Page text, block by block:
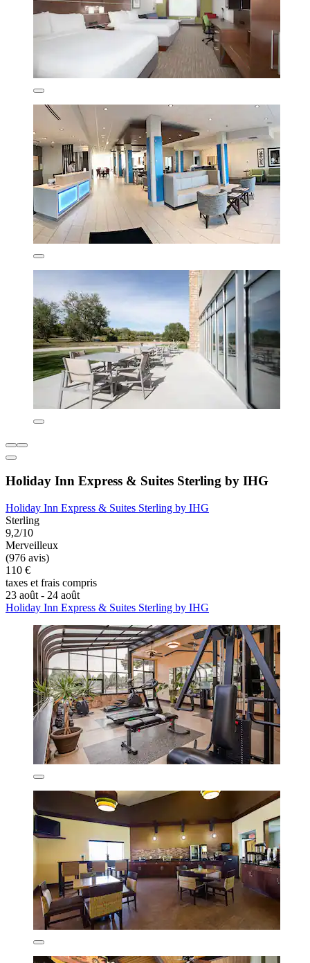
Holiday Inn Express & Suites Sterling by IHG
Holiday Inn Express & Suites Sterling by IHG
Sterling
9,2/10
Merveilleux
(976 avis)
110 €
taxes et frais compris
23 août - 24 août
Holiday Inn Express & Suites Sterling by IHG